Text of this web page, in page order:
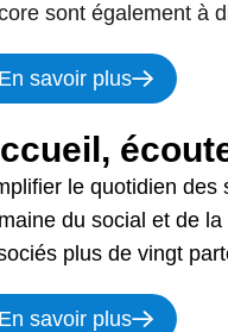
sont également à
En savoir plus
le quotidien des
du social et de
plus de vingt
En savoir plus